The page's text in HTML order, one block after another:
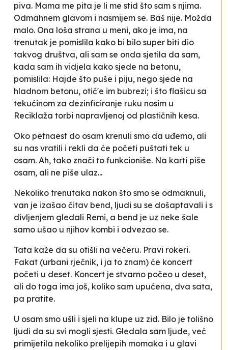
piva. Mama me pita je li me stid što sam s njima.
Odmahnem glavom i nasmijem se. Baš nije. Možda
malo. Ona loša strana u meni, ako je ima, na
trenutak je pomislila kako bi bilo super biti dio
takvog društva, ali sam se onda sjetila da sam,
kada sam ih vidjela kako sjede na betonu,
pomislila: Hajde što puše i piju, nego sjede na
hladnom betonu, otić'e im bubrezi; i što flašicu sa
tekućinom za dezinficiranje ruku nosim u
Reciklaža torbi napravljenoj od plastičnih kesa.
Oko petnaest do osam krenuli smo da uđemo, ali
su nas vratili i rekli da će početi puštati tek u
osam. Ah, tako znači to funkcioniše. Na karti piše
osam, ali ne piše ulaz...
Nekoliko trenutaka nakon što smo se odmaknuli,
van je izašao čitav bend, ljudi su se došaptavali i s
divljenjem gledali Remi, a bend je uz neke šale
samo ušao u njihov kombi i odvezao se.
Tata kaže da su otišli na večeru. Pravi rokeri.
Fakat (urbani rječnik, i ja to znam) će koncert
početi u deset. Koncert je stvarno počeo u deset,
ali do toga ima još, koliko sam upućena, dva sata,
pa pratite.
U osam smo ušli i sjeli na klupe uz zid. Bilo je tolišno
ljudi da su svi mogli sjesti. Gledala sam ljude, već
primijetila nekoliko prelijepih momaka i u glavi